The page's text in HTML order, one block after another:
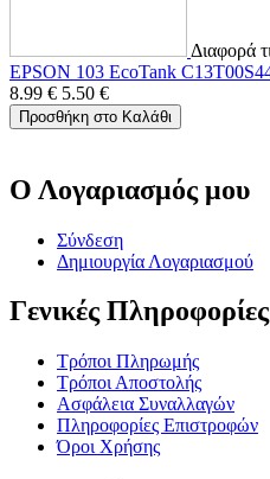
Διαφορά
EPSON 103 EcoTank
8.99 € 5.50 €
Προσθήκη στο Καλάθι
Ο Λογαριασμός μου
Σύνδεση
Δημιουργία Λογαριασμού
Γενικές Πληροφορίες
Τρόποι Πληρωμής
Τρόποι Αποστολής
Ασφάλεια Συναλλαγών
Πληροφορίες Επιστροφών
Όροι Χρήσης